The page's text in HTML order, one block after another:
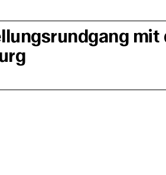
mit